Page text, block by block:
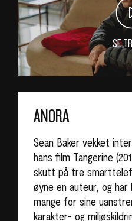
SE
ANORA
Sean Baker vekket
hans film Tangerine
skutt på tre
øyne en auteur, og
mange for sine
karakter- og